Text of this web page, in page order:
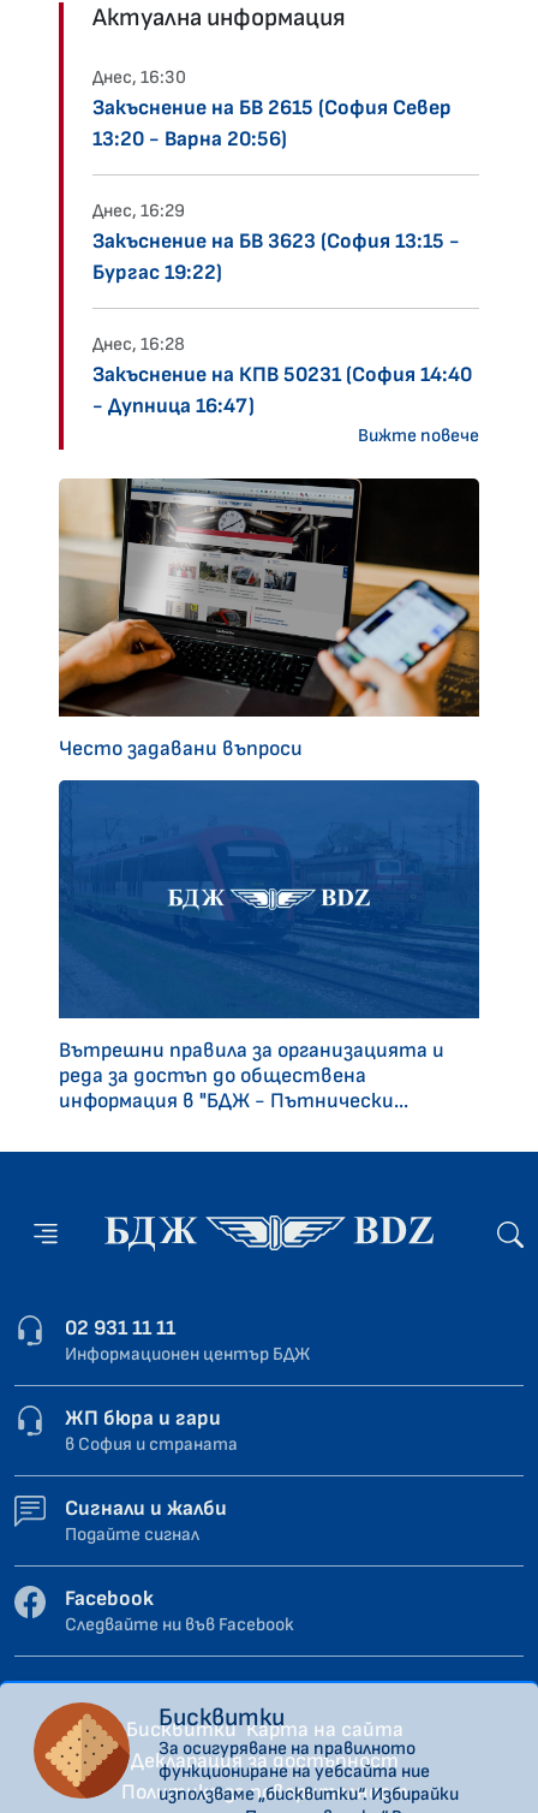
Актуална информация
Днес, 16:30
Закъснение на БВ 2615 (София Север
13:20 - Варна 20:56)
Днес, 16:29
Закъснение на БВ 3623 (София 13:15 -
Бургас 19:22)
Днес, 16:28
Закъснение на КПВ 50231 (София 14:40
- Дупница 16:47)
Вижте повече
Често задавани въпроси
Вътрешни правила за организацията и
реда за достъп до обществена
информация в "БДЖ - Пътнически...
02 931 11 11
Информационен център БДЖ
ЖП бюра и гари
в София и страната
Сигнали и жалби
Подайте сигнал
Facebook
Следвайте ни във Facebook
Бисквитки Карта на сайта
Декларация за достъпност
Политика за поверителност
Бисквитки
За осигуряване на правилното
функциониране на уебсайта ние
използваме „бисквитки“. Избирайки